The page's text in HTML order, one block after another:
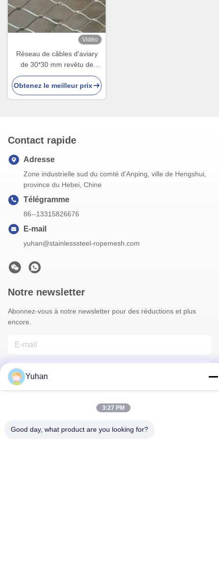
Vidéo
Réseau de câbles d'aviary
de 30*30 mm revêtu de
PVC, de poids léger, de 1,5
mm de diamètre pour les
cages d'oiseaux
Obtenez le meilleur prix
Contact rapide
Adresse
Zone industrielle sud du comté d'Anping, ville de Hengshui,
province du Hebei, Chine
Télégramme
86--13315826676
E-mail
yuhan@stainlesssteel-ropemesh.com
Notre newsletter
Abonnez-vous à notre newsletter pour des réductions et plus
encore.
Contactez-Nous
Yuhan
3:27 PM
Good day, what product are you looking for?